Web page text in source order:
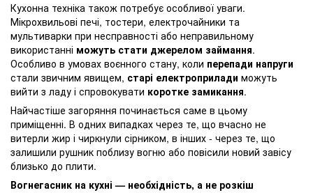
Кухонна техніка також потребує особливої уваги.
Мікрохвильові печі, тостери, електрочайники та
мультиварки при несправності або неправильному
використанні можуть стати джерелом займання.
Особливо в умовах воєнного стану, коли перепади напруги
стали звичним явищем, старі електроприлади можуть
вийти з ладу і спровокувати коротке замикання.
Найчастіше загоряння починається саме в цьому
приміщенні. В одних випадках через те, що вчасно не
витерли жир і чиркнули сірником, в інших - через те, що
залишили рушник поблизу вогню або повісили новий завісу
близько до плити.
Вогнегасник на кухні — необхідність, а не розкіш